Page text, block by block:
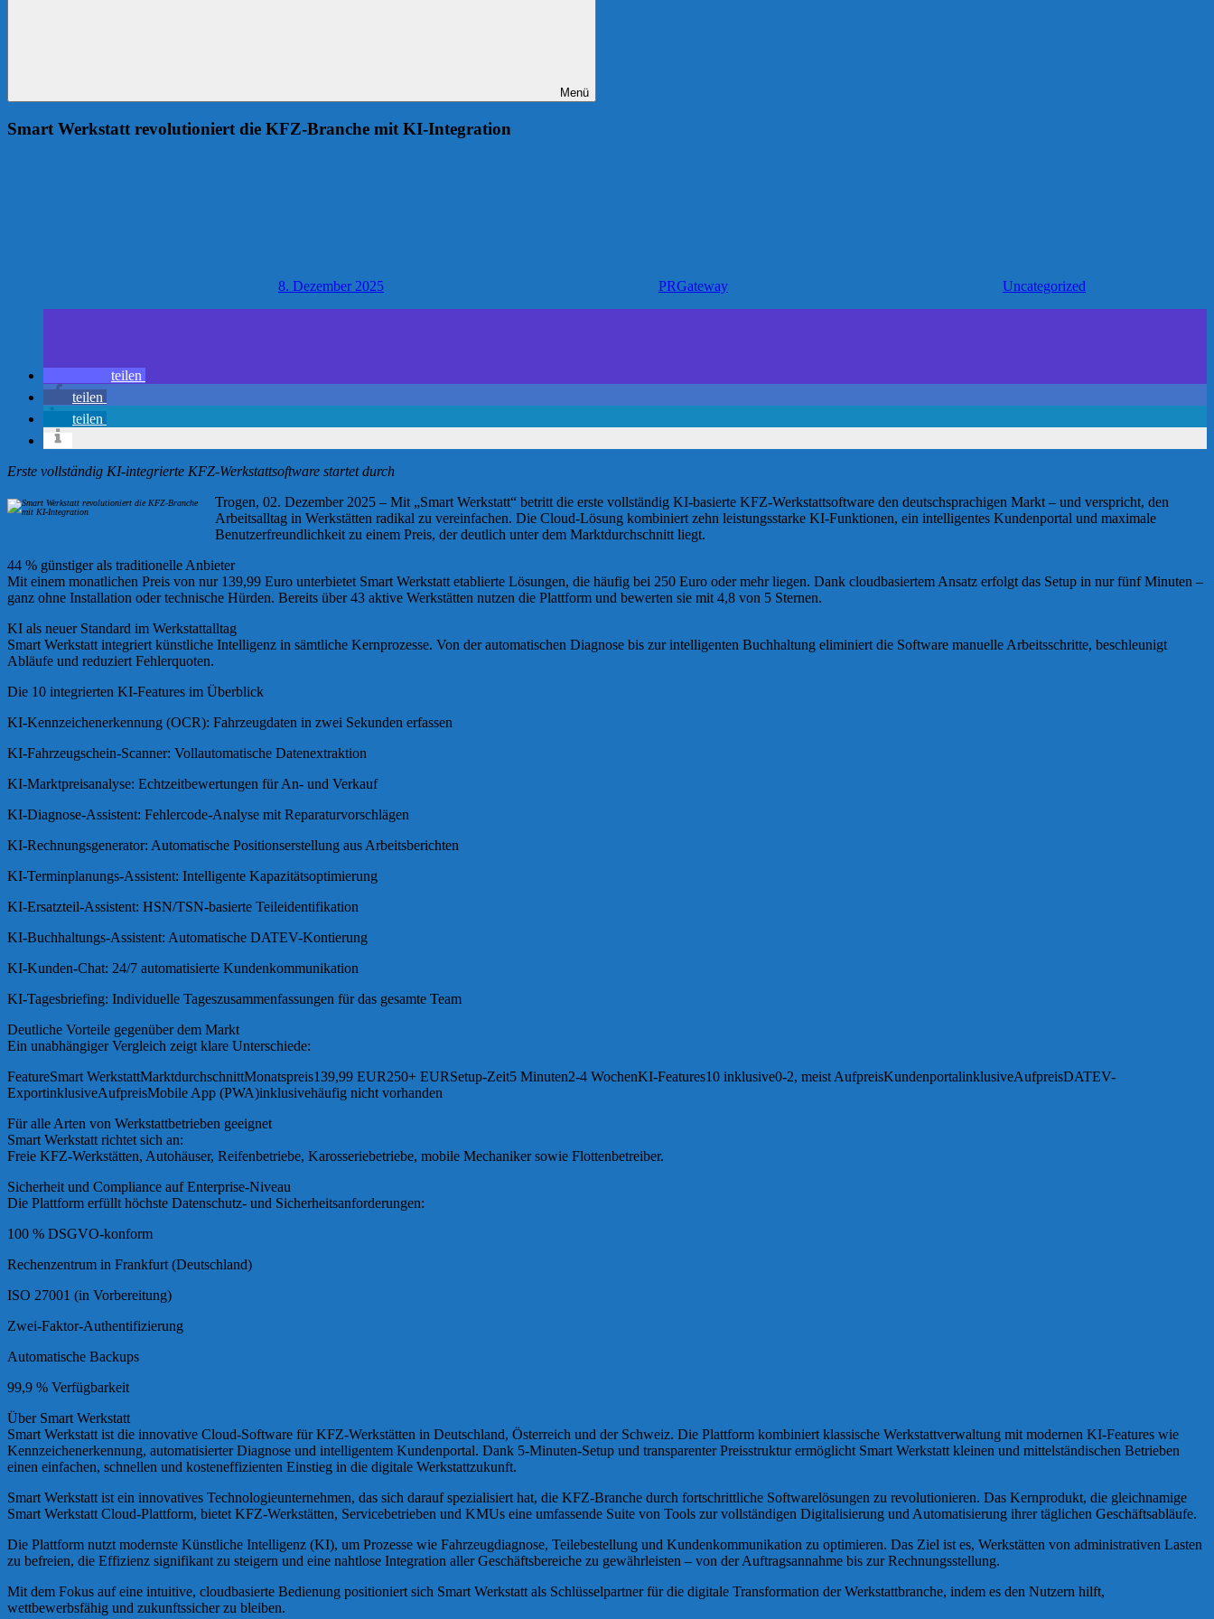
Menü
Smart Werkstatt revolutioniert die KFZ-Branche mit KI-Integration
8. Dezember 2025 PRGateway Uncategorized
teilen
teilen
teilen
Erste vollständig KI-integrierte KFZ-Werkstattsoftware startet durch
Trogen, 02. Dezember 2025 – Mit „Smart Werkstatt“ betritt die erste vollständig KI-basierte KFZ-Werkstattsoftware den deutschsprachigen Markt – und verspricht, den
Arbeitsalltag in Werkstätten radikal zu vereinfachen. Die Cloud-Lösung kombiniert zehn leistungsstarke KI-Funktionen, ein intelligentes Kundenportal und maximale
Benutzerfreundlichkeit zu einem Preis, der deutlich unter dem Marktdurchschnitt liegt.
44 % günstiger als traditionelle Anbieter
Mit einem monatlichen Preis von nur 139,99 Euro unterbietet Smart Werkstatt etablierte Lösungen, die häufig bei 250 Euro oder mehr liegen. Dank cloudbasiertem Ansatz erfolgt das Setup in nur fünf Minuten –
ganz ohne Installation oder technische Hürden. Bereits über 43 aktive Werkstätten nutzen die Plattform und bewerten sie mit 4,8 von 5 Sternen.
KI als neuer Standard im Werkstattalltag
Smart Werkstatt integriert künstliche Intelligenz in sämtliche Kernprozesse. Von der automatischen Diagnose bis zur intelligenten Buchhaltung eliminiert die Software manuelle Arbeitsschritte, beschleunigt
Abläufe und reduziert Fehlerquoten.
Die 10 integrierten KI-Features im Überblick
KI-Kennzeichenerkennung (OCR): Fahrzeugdaten in zwei Sekunden erfassen
KI-Fahrzeugschein-Scanner: Vollautomatische Datenextraktion
KI-Marktpreisanalyse: Echtzeitbewertungen für An- und Verkauf
KI-Diagnose-Assistent: Fehlercode-Analyse mit Reparaturvorschlägen
KI-Rechnungsgenerator: Automatische Positionserstellung aus Arbeitsberichten
KI-Terminplanungs-Assistent: Intelligente Kapazitätsoptimierung
KI-Ersatzteil-Assistent: HSN/TSN-basierte Teileidentifikation
KI-Buchhaltungs-Assistent: Automatische DATEV-Kontierung
KI-Kunden-Chat: 24/7 automatisierte Kundenkommunikation
KI-Tagesbriefing: Individuelle Tageszusammenfassungen für das gesamte Team
Deutliche Vorteile gegenüber dem Markt
Ein unabhängiger Vergleich zeigt klare Unterschiede:
FeatureSmart WerkstattMarktdurchschnittMonatspreis139,99 EUR250+ EURSetup-Zeit5 Minuten2-4 WochenKI-Features10 inklusive0-2, meist AufpreisKundenportalinklusiveAufpreisDATEV-
ExportinklusiveAufpreisMobile App (PWA)inklusivehäufig nicht vorhanden
Für alle Arten von Werkstattbetrieben geeignet
Smart Werkstatt richtet sich an:
Freie KFZ-Werkstätten, Autohäuser, Reifenbetriebe, Karosseriebetriebe, mobile Mechaniker sowie Flottenbetreiber.
Sicherheit und Compliance auf Enterprise-Niveau
Die Plattform erfüllt höchste Datenschutz- und Sicherheitsanforderungen:
100 % DSGVO-konform
Rechenzentrum in Frankfurt (Deutschland)
ISO 27001 (in Vorbereitung)
Zwei-Faktor-Authentifizierung
Automatische Backups
99,9 % Verfügbarkeit
Über Smart Werkstatt
Smart Werkstatt ist die innovative Cloud-Software für KFZ-Werkstätten in Deutschland, Österreich und der Schweiz. Die Plattform kombiniert klassische Werkstattverwaltung mit modernen KI-Features wie
Kennzeichenerkennung, automatisierter Diagnose und intelligentem Kundenportal. Dank 5-Minuten-Setup und transparenter Preisstruktur ermöglicht Smart Werkstatt kleinen und mittelständischen Betrieben
einen einfachen, schnellen und kosteneffizienten Einstieg in die digitale Werkstattzukunft.
Smart Werkstatt ist ein innovatives Technologieunternehmen, das sich darauf spezialisiert hat, die KFZ-Branche durch fortschrittliche Softwarelösungen zu revolutionieren. Das Kernprodukt, die gleichnamige
Smart Werkstatt Cloud-Plattform, bietet KFZ-Werkstätten, Servicebetrieben und KMUs eine umfassende Suite von Tools zur vollständigen Digitalisierung und Automatisierung ihrer täglichen Geschäftsabläufe.
Die Plattform nutzt modernste Künstliche Intelligenz (KI), um Prozesse wie Fahrzeugdiagnose, Teilebestellung und Kundenkommunikation zu optimieren. Das Ziel ist es, Werkstätten von administrativen Lasten
zu befreien, die Effizienz signifikant zu steigern und eine nahtlose Integration aller Geschäftsbereiche zu gewährleisten – von der Auftragsannahme bis zur Rechnungsstellung.
Mit dem Fokus auf eine intuitive, cloudbasierte Bedienung positioniert sich Smart Werkstatt als Schlüsselpartner für die digitale Transformation der Werkstattbranche, indem es den Nutzern hilft,
wettbewerbsfähig und zukunftssicher zu bleiben.